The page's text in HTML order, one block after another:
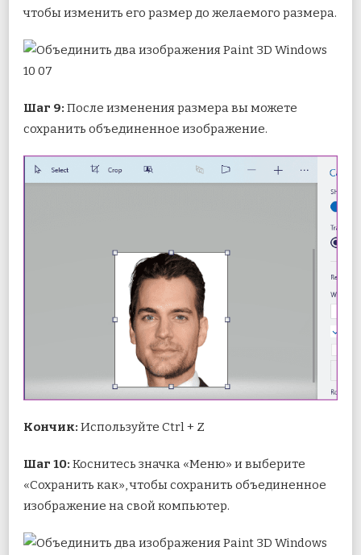
чтобы изменить его размер до желаемого размера.
Шаг 9: После изменения размера вы можете
сохранить объединенное изображение.
Кончик: Используйте Ctrl + Z
Шаг 10: Коснитесь значка «Меню» и выберите
«Сохранить как», чтобы сохранить объединенное
изображение на свой компьютер.